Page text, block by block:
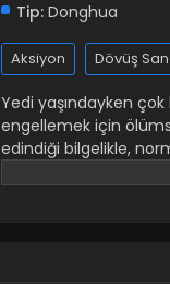
Tip: Donghua
Aksiyon Dövüş
Yedi yaşındayken
engellemek için
edindiği bilgelikle,